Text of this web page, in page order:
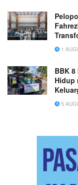
1
BBK
Hidup
Health
5